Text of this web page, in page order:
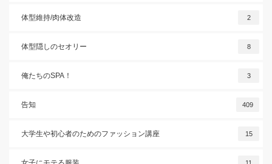
体型維持/肉体改造 2
体型隠しのセオリー 8
俺たちのSPA！ 3
告知 409
大学生や初心者のためのファッション講座 15